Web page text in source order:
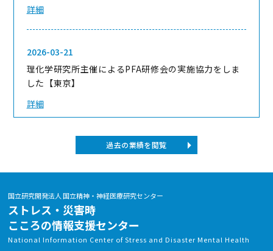
詳細
2026-03-21
理化学研究所主催によるPFA研修会の実施協力をしま
した【東京】
詳細
詳細
2026-02-24
過去の業績を閲覧
国立研究開発法人 国立精神・神経医療研究センター
ストレス・災害時
こころの情報支援センター
National Information Center of Stress and Disaster Mental Health